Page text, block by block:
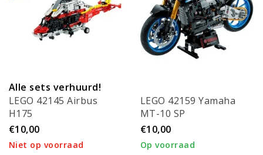
Alle sets verhuurd!
LEGO 42145 Airbus
H175
Reddingshelikopter
€10,00
Niet op voorraad
LEGO 42159 Yamaha
MT-10 SP
€10,00
Op voorraad